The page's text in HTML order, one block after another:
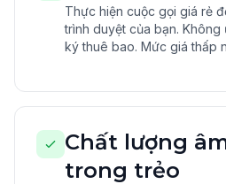
Thực hiện cuộc gọi giá rẻ
trình duyệt của bạn.
ký thuê bao. Mức giá thấp
Chất lượng
trong trẻo